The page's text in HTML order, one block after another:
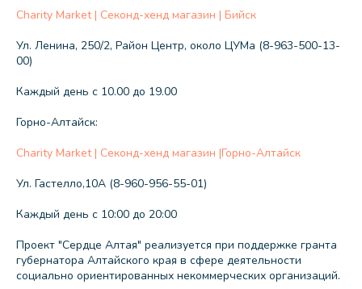
Charity Market | Секонд-хенд магазин | Бийск
Ул. Ленина, 250/2, Район Центр, около ЦУМа (8-963-500-13-
00)
Каждый день с 10.00 до 19.00
Горно-Алтайск:
Charity Market | Секонд-хенд магазин |Горно-Алтайск
Ул. Гастелло,10А (8-960-956-55-01)
Каждый день с 10:00 до 20:00
Проект "Сердце Алтая" реализуется при поддержке гранта
губернатора Алтайского края в сфере деятельности
социально ориентированных некоммерческих организаций.